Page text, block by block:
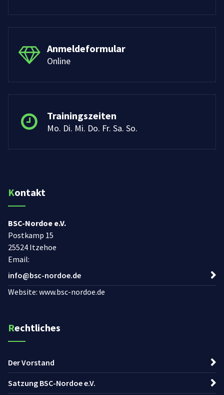
Anmeldeformular
Online
Trainingszeiten
Mo. Di. Mi. Do. Fr. Sa. So.
Kontakt
BSC-Nordoe e.V.
Postkamp 15
25524 Itzehoe
Email:
info@bsc-nordoe.de
Website: www.bsc-nordoe.de
Rechtliches
Der Vorstand
Satzung BSC-Nordoe e.V.